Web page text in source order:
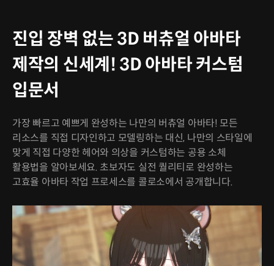
진입 장벽 없는 3D 버츄얼 아바타
제작의 신세계! 3D 아바타 커스텀
입문서
가장 빠르고 예쁘게 완성하는 나만의 버츄얼 아바타! 모든
리소스를 직접 디자인하고 모델링하는 대신, 나만의 스타일에
맞게 직접 다양한 헤어와 의상을 커스텀하는 공용 소체
활용법을 알아보세요. 초보자도 실전 퀄리티로 완성하는
고효율 아바타 작업 프로세스를 콜로소에서 공개합니다.